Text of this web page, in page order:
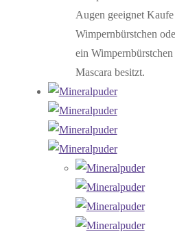
Augen geeignet
Wimpernbürstchen
ein
Mascara besitzt.